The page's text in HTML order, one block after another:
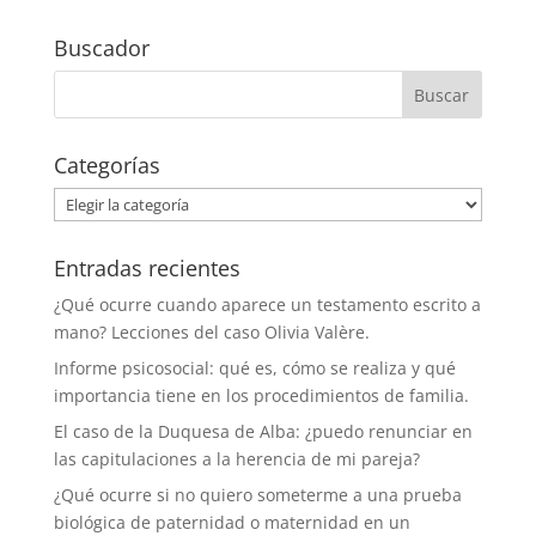
Buscador
Categorías
Categorías
Entradas recientes
¿Qué ocurre cuando aparece un testamento escrito a
mano? Lecciones del caso Olivia Valère.
Informe psicosocial: qué es, cómo se realiza y qué
importancia tiene en los procedimientos de familia.
El caso de la Duquesa de Alba: ¿puedo renunciar en
las capitulaciones a la herencia de mi pareja?
¿Qué ocurre si no quiero someterme a una prueba
biológica de paternidad o maternidad en un